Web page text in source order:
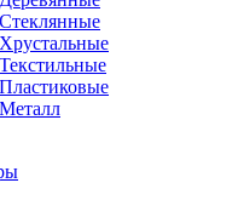
Стеклянные
Хрустальные
Текстильные
Пластиковые
Металл